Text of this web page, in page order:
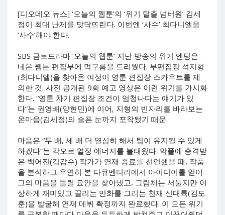
[디오데오 뉴스] ‘오늘의 웹툰’의 ‘위기 탈출 넘버원’ 김세
정이 최대 난제를 맞닥뜨린다. 이번엔 ‘사수’ 최다니엘을
‘사수’해야 한다.
SBS 금토드라마 ‘오늘의 웹툰’ 지난 방송의 위기 엔딩은
네온 웹툰 편집부에 먹구름을 드리웠다. 부편집장 석지형
(최다니엘)을 찾아온 여성이 영툰 편집장 스카우트를 제
의한 것. 사전 공개된 9회 예고 영상은 이런 위기를 가시화
한다. “영툰 차기 편집장 조건이 엄청나다는 얘기가 있
다”는 권영배(양현민)에 이어, 지형의 빈자리를 바라보는
온마음(김세정)의 슬픈 눈까지 포착됐기 때문.
마음은 “두 배, 세 배 더 열심히 해서 팀이 유지될 수 있게
하겠다”는 각오로 열정 에너지를 불태웠다. 악플에 충격받
은 백어진(김갑수) 작가가 연재 종료를 선언했을 때, 작품
을 분석하고 우연히 본 다큐멘터리에서 아이디어를 얻어
그의 마음을 돌릴 묘안을 찾아냈고, 그림체는 서툴지만 이
상하게 재미있고 끌리는 만화를 그리는 천재 신대륙(김도
훈)을 발굴해 연재 데뷔 확정까지 완료했다. 이 모든 위기